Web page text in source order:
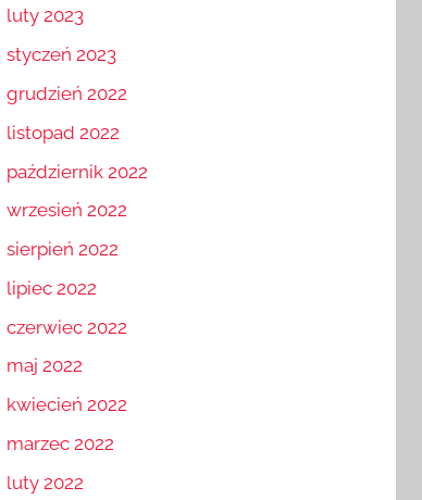
luty 2023
styczeń 2023
grudzień 2022
listopad 2022
październik 2022
wrzesień 2022
sierpień 2022
lipiec 2022
czerwiec 2022
maj 2022
kwiecień 2022
marzec 2022
luty 2022